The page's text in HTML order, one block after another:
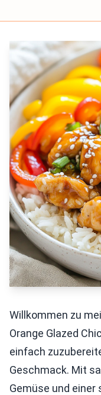
Willkommen zu
Orange Glazed
einfach
Geschmack. Mit
Gemüse und